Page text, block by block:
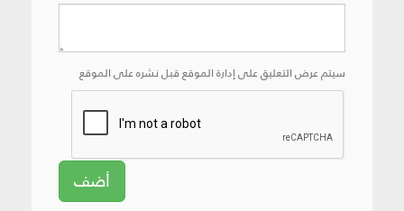
سيتم عرض التعليق على إدارة الموقع قبل نشره على الموقع
أضف